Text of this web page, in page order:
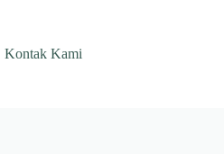
Kontak Kami